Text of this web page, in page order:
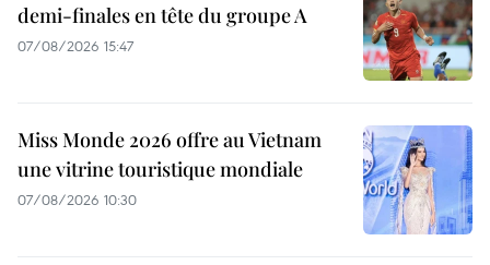
demi-finales en tête du groupe A
07/08/2026 15:47
Miss Monde 2026 offre au Vietnam
une vitrine touristique mondiale
07/08/2026 10:30